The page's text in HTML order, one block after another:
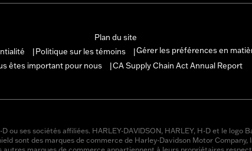
Plan du site
Politique sur les témoins Gérer les préférences en
êtes important pour nous
CA Supply Chain Act Annual Report
ou ses sociétés affiliées. HARLEY-DAVIDSON, HARLEY, H-D et le logo
sont des marques de commerce de Harley-Davidson Motor Company,